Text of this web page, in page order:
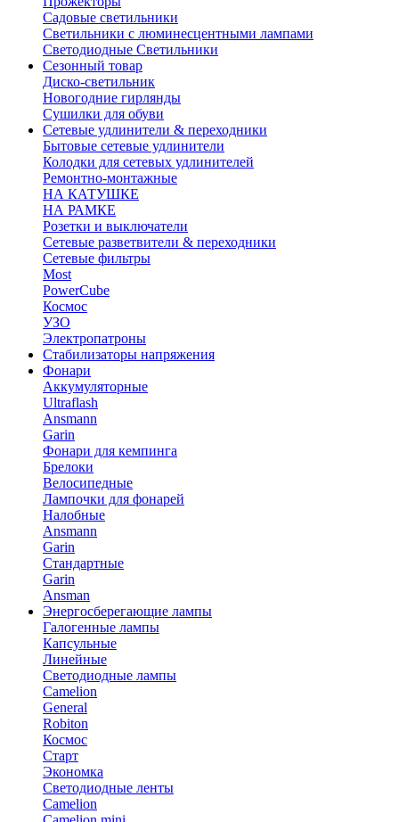
Садовые светильники
Светильники с люминесцентными лампами
Светодиодные Светильники
Сезонный товар
Диско-светильник
Новогодние гирлянды
Сушилки для обуви
Сетевые удлинители & переходники
Бытовые сетевые удлинители
Колодки для сетевых удлинителей
Ремонтно-монтажные
НА КАТУШКЕ
НА РАМКЕ
Розетки и выключатели
Сетевые разветвители & переходники
Сетевые фильтры
Most
PowerCube
Космос
УЗО
Электропатроны
Стабилизаторы напряжения
Фонари
Аккумуляторные
Ultraflash
Ansmann
Garin
Фонари для кемпинга
Брелоки
Велосипедные
Лампочки для фонарей
Налобные
Ansmann
Garin
Стандартные
Garin
Ansman
Энергосберегающие лампы
Галогенные лампы
Капсульные
Линейные
Светодиодные лампы
Camelion
General
Robiton
Космос
Старт
Экономка
Светодиодные ленты
Camelion